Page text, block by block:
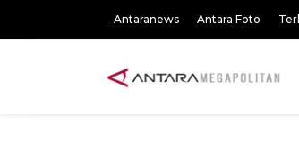
Antaranews Antara Foto